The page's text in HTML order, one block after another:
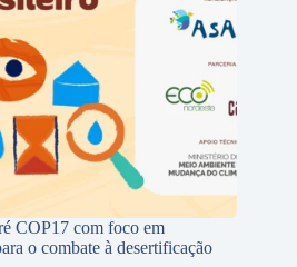
COP17 com foco em
o combate à desertificação